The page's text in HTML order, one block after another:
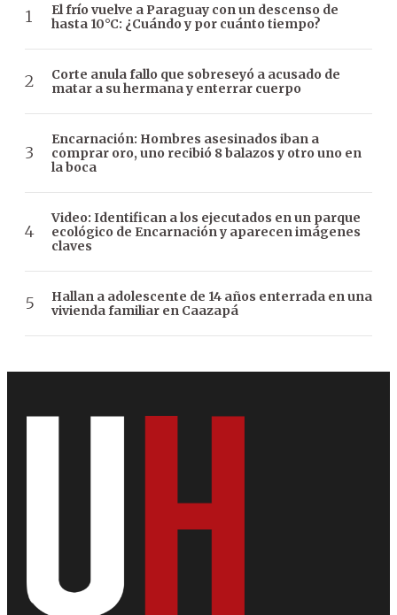
El frío vuelve a Paraguay con un descenso de
hasta 10°C: ¿Cuándo y por cuánto tiempo?
Corte anula fallo que sobreseyó a acusado de
matar a su hermana y enterrar cuerpo
Encarnación: Hombres asesinados iban a
comprar oro, uno recibió 8 balazos y otro uno en
la boca
Video: Identifican a los ejecutados en un parque
ecológico de Encarnación y aparecen imágenes
claves
Hallan a adolescente de 14 años enterrada en una
vivienda familiar en Caazapá